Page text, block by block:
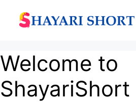
content
Welcome to
ShayariShort